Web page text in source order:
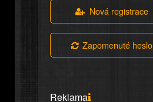
Nová registrace
Zapomenuté heslo
Reklama